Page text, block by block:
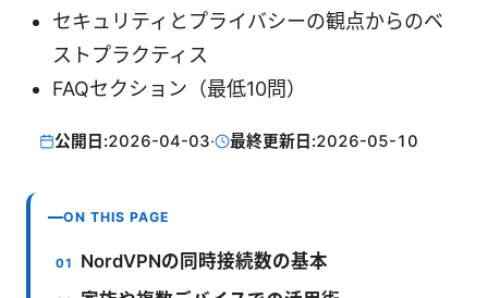
セキュリティとプライバシーの観点からのベ
ストプラクティス
FAQセクション（最低10問）
公開日:2026-04-03· 最終更新日:2026-05-10
ON THIS PAGE
NordVPNの同時接続数の基本